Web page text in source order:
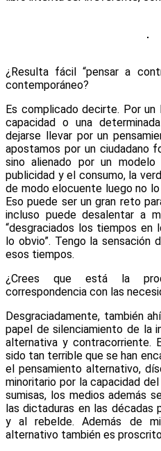
¿Resulta fácil “pensar a
contemporáneo?
Es complicado decirte. Por un
capacidad o una
dejarse llevar por un
apostamos por un ciudadano
sino alienado por un
publicidad y el consumo, la
de modo elocuente luego no lo
Eso puede ser un gran reto
incluso puede desalentar a
“desgraciados los tiempos en
lo obvio”. Tengo la sensación
esos tiempos.
¿Crees que está la
correspondencia con las
Desgraciadamente, también
papel de silenciamiento de la
alternativa y contracorriente.
sido tan terrible que se han
el pensamiento alternativo,
minoritario por la capacidad
sumisas, los medios además
las dictaduras en las décadas
y al rebelde. Además de
alternativo también es